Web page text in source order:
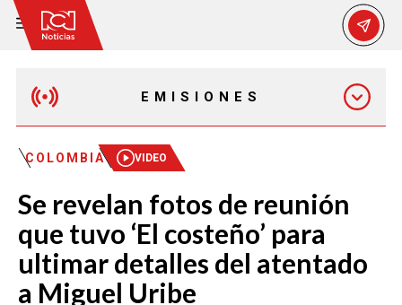
EMISIONES
MAÑANA EXPRESS
EMISIÓN 12:30 PM
EMISIÓN 7:00 PM
COLOMBIA VIDEO
Se revelan fotos de reunión
que tuvo ‘El costeño’ para
ultimar detalles del atentado
a Miguel Uribe